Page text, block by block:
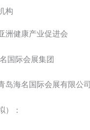
构
洲健康产业促进会
会展集团
岛海名国际会展有限公司
）：